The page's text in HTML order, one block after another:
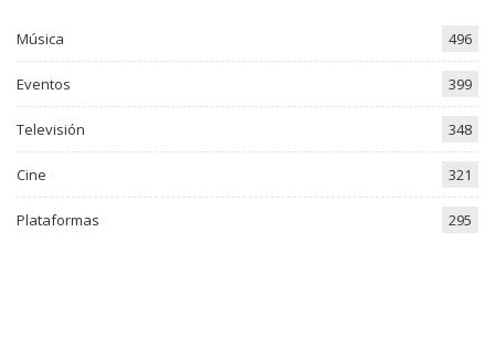
Música 496
Eventos 399
Televisión 348
Cine 321
Plataformas 295